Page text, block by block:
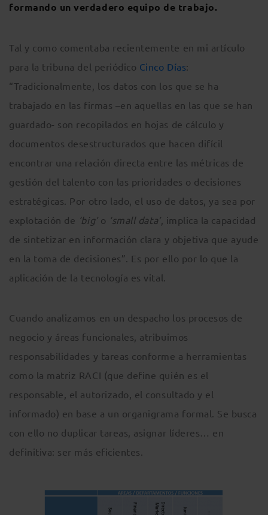
formando un verdadero equipo de trabajo.
Tal y como comentaba recientemente en mi artículo
para la tribuna del periódico Cinco Días:
“Tradicionalmente, los datos con los que se ha
trabajado en las firmas –en aquellas en las que se han
guardado- son recopilados en hojas de cálculo y
documentos desestructurados que hacen difícil
encontrar una relación directa entre las métricas de
gestión del talento con las prioridades o decisiones
estratégicas. Por otro lado, el uso de datos, ya sea por
explotación de ‘big’o ‘small data’, implica la capacidad
de sintetizar en información clara y objetiva que ayude
en la toma de decisiones”. Es por ello por lo que la
aplicación de la tecnología es vital.
Cuando analizamos en un despacho los procesos de
negocio y áreas funcionales, atribuimos
responsabilidades y tareas conforme a herramientas
como la matriz RACI (que define quién es el
responsable, el autorizado, el consultado y el
informado) en base a un organigrama formal. Se busca
con ello no duplicar tareas, asignar líderes… en
definitiva: ser más eficientes.